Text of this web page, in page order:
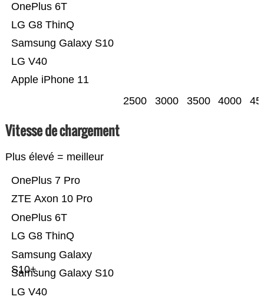
Apple iPhone 11
LG V40
Samsung Galaxy S10
LG G8 ThinQ
OnePlus 6T
2500 3000 3500 4000
Vitesse de chargement
Plus élevé = meilleur
LG V40
Samsung Galaxy S10
Samsung Galaxy
S10+
LG G8 ThinQ
OnePlus 6T
ZTE Axon 10 Pro
OnePlus 7 Pro